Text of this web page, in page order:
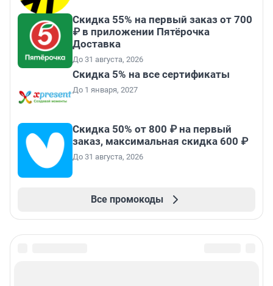
Скидка 55% на первый заказ от 700
₽ в приложении Пятёрочка
Доставка
До 31 августа, 2026
Скидка 5% на все сертификаты
До 1 января, 2027
Скидка 50% от 800 ₽ на первый
заказ, максимальная скидка 600 ₽
До 31 августа, 2026
Все промокоды